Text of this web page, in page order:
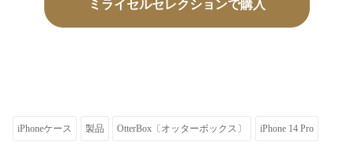
ミライセルセレクションで購入
iPhoneケース 製品 OtterBox〔オッターボックス〕 iPhone 14 Pro